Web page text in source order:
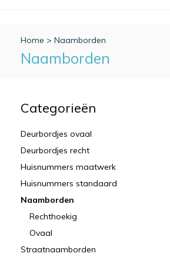
Home > Naamborden
Naamborden
Categorieën
Deurbordjes ovaal
Deurbordjes recht
Huisnummers maatwerk
Huisnummers standaard
Naamborden
Rechthoekig
Ovaal
Straatnaamborden